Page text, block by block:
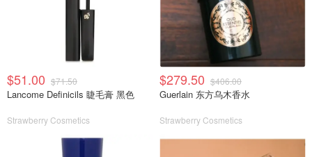
$51.00 $71.50
Lancome Definicils 睫毛膏 黑色
Strawberry Cosmetics
$279.50 $406.00
Guerlain 东方乌木香水
Strawberry Cosmetics